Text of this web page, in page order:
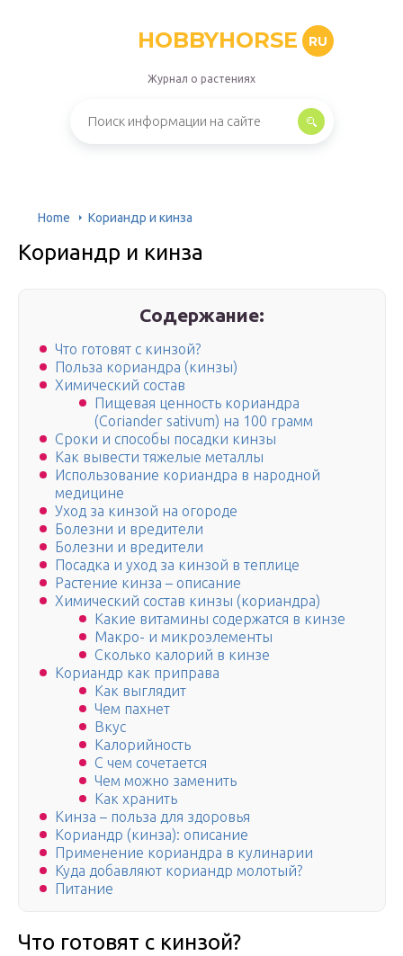
HOBBYHORSE RU
Журнал о растениях
Home Кориандр и кинза
Кориандр и кинза
Содержание:
Что готовят с кинзой?
Польза кориандра (кинзы)
Химический состав
Пищевая ценность кориандра
(Coriander sativum) на 100 грамм
Сроки и способы посадки кинзы
Как вывести тяжелые металлы
Использование кориандра в народной
медицине
Уход за кинзой на огороде
Болезни и вредители
Болезни и вредители
Посадка и уход за кинзой в теплице
Растение кинза – описание
Химический состав кинзы (кориандра)
Какие витамины содержатся в кинзе
Макро- и микроэлементы
Сколько калорий в кинзе
Кориандр как приправа
Как выглядит
Чем пахнет
Вкус
Калорийность
С чем сочетается
Чем можно заменить
Как хранить
Кинза – польза для здоровья
Кориандр (кинза): описание
Применение кориандра в кулинарии
Куда добавляют кориандр молотый?
Питание
Что готовят с кинзой?